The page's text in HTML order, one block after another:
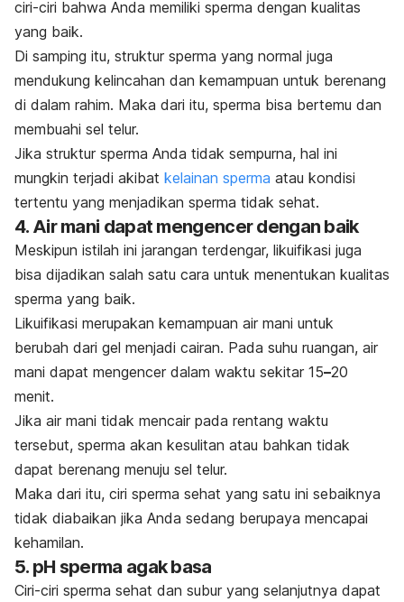
ciri-ciri bahwa Anda memiliki sperma dengan kualitas
yang baik.
Di samping itu, struktur sperma yang normal juga
mendukung kelincahan dan kemampuan untuk berenang
di dalam rahim. Maka dari itu, sperma bisa bertemu dan
membuahi sel telur.
Jika struktur sperma Anda tidak sempurna, hal ini
mungkin terjadi akibat kelainan sperma atau kondisi
tertentu yang menjadikan sperma tidak sehat.
4. Air mani dapat mengencer dengan baik
Meskipun istilah ini jarangan terdengar, likuifikasi juga
bisa dijadikan salah satu cara untuk menentukan kualitas
sperma yang baik.
Likuifikasi merupakan kemampuan air mani untuk
berubah dari gel menjadi cairan. Pada suhu ruangan, air
mani dapat mengencer dalam waktu sekitar 15–20
menit.
Jika air mani tidak mencair pada rentang waktu
tersebut, sperma akan kesulitan atau bahkan tidak
dapat berenang menuju sel telur.
Maka dari itu, ciri sperma sehat yang satu ini sebaiknya
tidak diabaikan jika Anda sedang berupaya mencapai
kehamilan.
5. pH sperma agak basa
Ciri-ciri sperma sehat dan subur yang selanjutnya dapat